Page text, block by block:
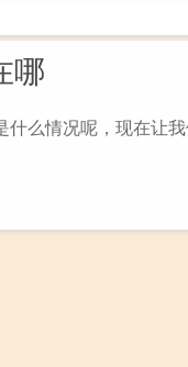
哪
什么情况呢，现在让